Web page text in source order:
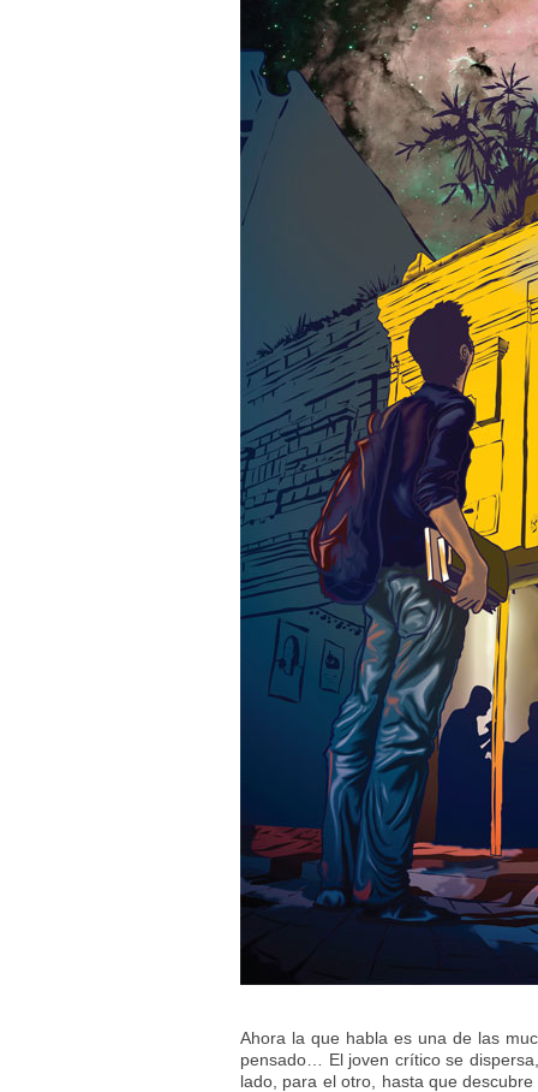
Ahora la que habla es una de las
pensado… El joven crítico se
lado, para el otro, hasta que